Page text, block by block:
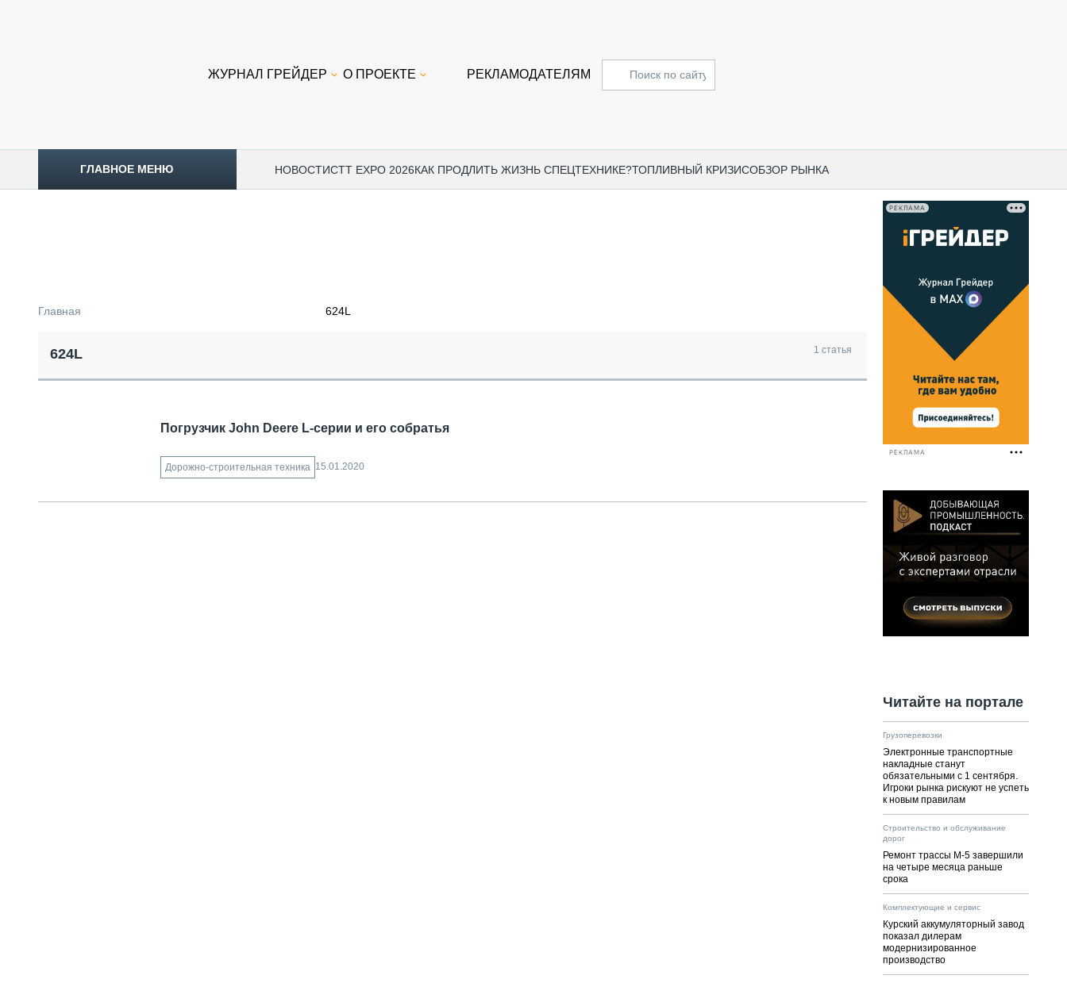
ЖУРНАЛ ГРЕЙДЕР О ПРОЕКТЕ РЕКЛАМОДАТЕЛЯМ
ГЛАВНОЕ МЕНЮ НОВОСТИCTT EXPO 2026КАК ПРОДЛИТЬ ЖИЗНЬ СПЕЦТЕХНИКЕ?ТОПЛИВНЫЙ КРИЗИСОБЗОР РЫНКА
ГРУЗОПЕРЕВОЗКИ
ТЕХНИКА КРУПНЫМ ПЛАНОМ
ТЕХНОЛОГИИ
ДОРОЖНАЯ ИНДУСТРИЯ
БЛИЖАЙШИЕ МЕРОПРИЯТИЯ
ПАССАЖИРСКИЙ ТРАНСПОРТ
Главная 624L
624L 1 статья
Погрузчик John Deere L-серии и его собратья
Дорожно-строительная техника 15.01.2020
РЕКЛАМА
РЕКЛАМА
Читайте на портале
Грузоперевозки
Электронные транспортные
накладные станут
обязательными с 1 сентября.
Игроки рынка рискуют не успеть
к новым правилам
Строительство и обслуживание
дорог
Ремонт трассы М-5 завершили
на четыре месяца раньше
срока
Комплектующие и сервис
Курский аккумуляторный завод
показал дилерам
модернизированное
производство